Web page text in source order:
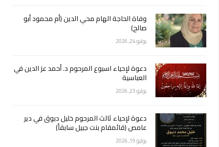
وفاة الحاجة الهام محي الدين (أم محمود أبو
صالح)
يوليو 24, 2026
دعوة لإحياء اسبوع المرحوم د. أحمد عز الدين في
العباسية
يوليو 23, 2026
دعوة لإحياء ثالث المرحوم خليل دبوق في دير
عامص (قائمقام بنت جبيل سابقاً)
يوليو 19, 2026